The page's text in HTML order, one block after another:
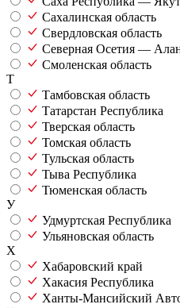
Сахалинская область
Свердловская область
Северная Осетия —
Смоленская область
Т
Тамбовская область
Татарстан Республика
Тверская область
Томская область
Тульская область
Тыва Республика
Тюменская область
У
Удмуртская Республика
Ульяновская область
Х
Хабаровский край
Хакасия Республика
Ханты-Мансийский